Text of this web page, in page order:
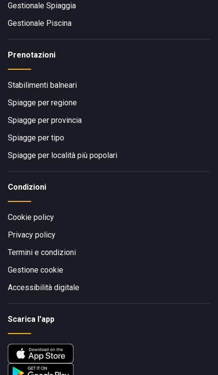
Gestionale Spiaggia
Gestionale Piscina
Prenotazioni
Stabilimenti balneari
Spiagge per regione
Spiagge per provincia
Spiagge per tipo
Spiagge per località più popolari
Condizioni
Cookie policy
Privacy policy
Termini e condizioni
Gestione cookie
Accessibilità digitale
Scarica l'app